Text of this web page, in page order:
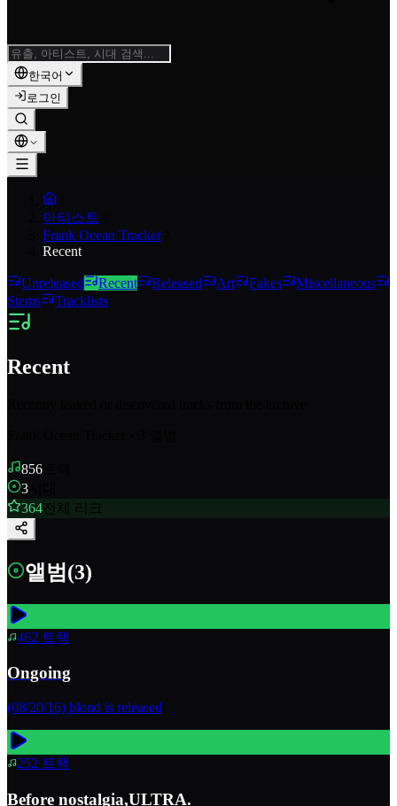
한국어
로그인
아티스트
Frank Ocean Tracker
Recent
Unreleased Recent Released Art Fakes
Miscellaneous
Stems
Tracklists
Recent
856
3
364전체 리크
앨범 (3)
462 트랙
Ongoing
(08/20/16) blond is released
252 트랙
Before nostalgia,ULTRA.